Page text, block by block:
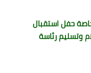
حفل استقبال
وتسليم رئاسة